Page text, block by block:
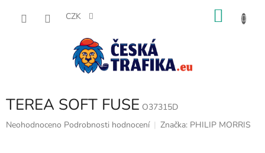
CZK
TEREA SOFT FUSE O37315D
Průměrné
Neohodnoceno Podrobnosti hodnocení Značka: PHILIP MORRIS